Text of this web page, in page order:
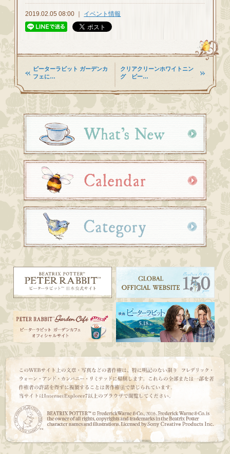
2019.02.05 08:00 ｜ イベント情報
ピーターラビット ガーデンカ
フェに…
クリアクリーンホワイトニン
グ ピー…